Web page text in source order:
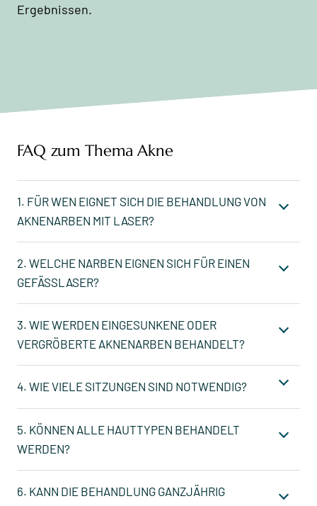
Ergebnissen.
FAQ zum Thema Akne
1. FÜR WEN EIGNET SICH DIE BEHANDLUNG VON
AKNENARBEN MIT LASER?
2. WELCHE NARBEN EIGNEN SICH FÜR EINEN
GEFÄSSLASER?
3. WIE WERDEN EINGESUNKENE ODER
VERGRÖBERTE AKNENARBEN BEHANDELT?
4. WIE VIELE SITZUNGEN SIND NOTWENDIG?
5. KÖNNEN ALLE HAUTTYPEN BEHANDELT
WERDEN?
6. KANN DIE BEHANDLUNG GANZJÄHRIG